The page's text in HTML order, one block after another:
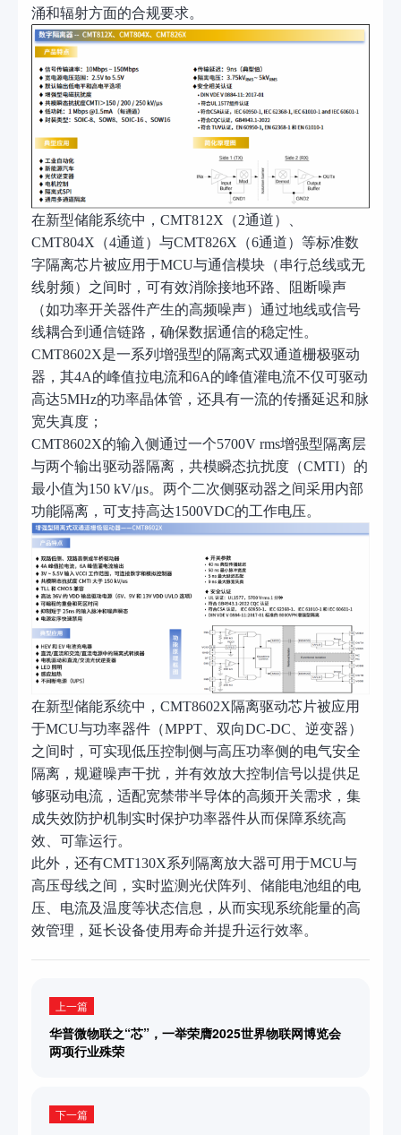
涌和辐射方面的合规要求。
在新型储能系统中， CMT812X（2通道）、
CMT804X（4通道）与CMT826X（6通道）等标准数
字隔离芯片被应用于MCU与通信模块（串行总线或无
线射频）之间时，可有效消除接地环路、阻断噪声
（如功率开关器件产生的高频噪声）通过地线或信号
线耦合到通信链路，确保数据通信的稳定性。
CMT8602X是一系列增强型的隔离式双通道栅极驱动
器，其4A的峰值拉电流和6A的峰值灌电流不仅可驱动
高达5MHz的功率晶体管，还具有一流的传播延迟和脉
宽失真度；
CMT8602X的输入侧通过一个5700V rms增强型隔离层
与两个输出驱动器隔离，共模瞬态抗扰度（CMTI）的
最小值为150 kV/μs。两个二次侧驱动器之间采用内部
功能隔离，可支持高达1500VDC的工作电压。
在新型储能系统中， CMT8602X隔离驱动芯片被应用
于MCU与功率器件（MPPT、双向DC-DC、逆变器）
之间时，可实现低压控制侧与高压功率侧的电气安全
隔离，规避噪声干扰，并有效放大控制信号以提供足
够驱动电流，适配宽禁带半导体的高频开关需求，集
成失效防护机制实时保护功率器件从而保障系统高
效、可靠运行。
此外，还有CMT130X系列隔离放大器可用于MCU与
高压母线之间，实时监测光伏阵列、储能电池组的电
压、电流及温度等状态信息，从而实现系统能量的高
效管理，延长设备使用寿命并提升运行效率。
上一篇
华普微物联之“芯”，一举荣膺2025世界物联网博览会
两项行业殊荣
下一篇